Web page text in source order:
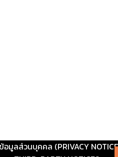
อมูลส่วนบุคคล (PRIVACY